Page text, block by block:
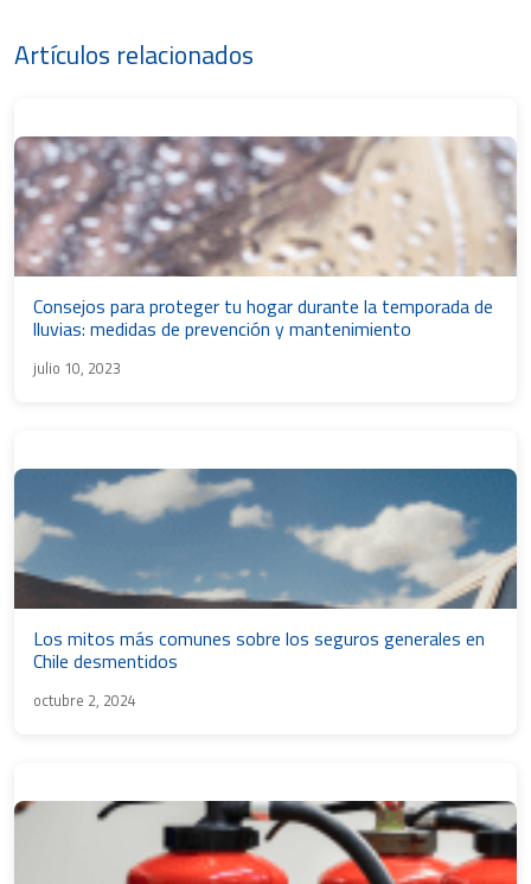
Artículos relacionados
Consejos para proteger tu hogar durante la temporada de
lluvias: medidas de prevención y mantenimiento
julio 10, 2023
Los mitos más comunes sobre los seguros generales en
Chile desmentidos
octubre 2, 2024